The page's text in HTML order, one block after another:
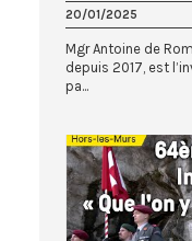
20/01/2025
Mgr Antoine de
depuis 2017, est
pa...